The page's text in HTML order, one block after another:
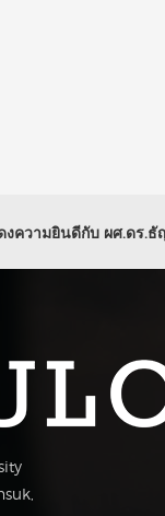
ความยินดีกับ ผศ.ดร.ธั